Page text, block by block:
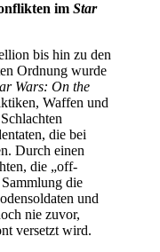
im Star
bis hin zu den
Ordnung wurde
Wars: On the
Waffen und
die bei
Durch einen
die „off-
die
und
nie zuvor,
versetzt wird.